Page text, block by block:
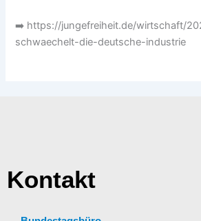
➡️ https://jungefreiheit.de/wirtschaft/
schwaechelt-die-deutsche-industrie
Kontakt